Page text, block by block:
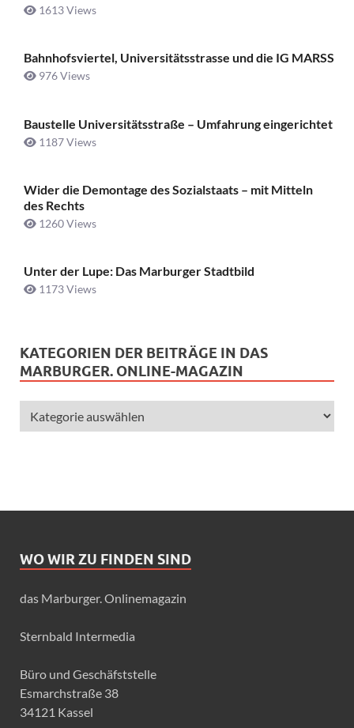
1613 Views
Bahnhofsviertel, Universitätsstrasse und die IG MARSS
976 Views
Baustelle Universitätsstraße ­– Umfahrung eingerichtet
1187 Views
Wider die Demontage des Sozialstaats – mit Mitteln
des Rechts
1260 Views
Unter der Lupe: Das Marburger Stadtbild
1173 Views
KATEGORIEN DER BEITRÄGE IN DAS
MARBURGER. ONLINE-MAGAZIN
WO WIR ZU FINDEN SIND
das Marburger. Onlinemagazin
Sternbald Intermedia
Büro und Geschäfststelle
Esmarchstraße 38
34121 Kassel